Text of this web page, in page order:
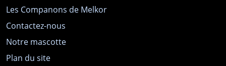
Les Companons de Melkor
Contactez-nous
Notre mascotte
Plan du site